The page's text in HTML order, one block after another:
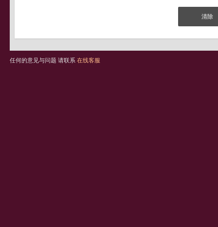
任何的意见与问题 请联系 在线客服